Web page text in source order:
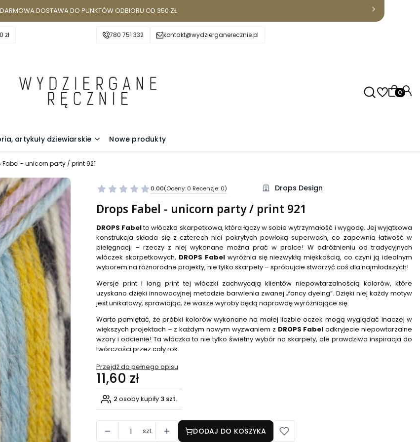
DARMOWA DOSTAWA DO PUNKTÓW ODBIORU OD 350 ZŁ
zł
780 751 332 kontakt@wydzierganerecznie.pl
artykuły dziewiarskie Nowe produkty
Fabel - unicorn party / print 921
0.00(Oceny: 0 Recenzje: 0)
Przejdź do sekcji Opinie
Drops Design
Drops Fabel - unicorn party / print 921
DROPS Fabelto włóczka skarpetkowa, która łączy w sobie wytrzymałość i wygodę. Jej wyjątkowa
konstrukcja składa się z czterech nici pokrytych powłoką superwash, co zapewnia łatwość w
pielęgnacji – rzeczy z niej wykonane można prać w pralce! W odróżnieniu od tradycyjnych
włóczek skarpetkowych, DROPS Fabelwyróżnia się niezwykłą miękkością, co czyni ją idealnym
wyborem na różnorodne projekty, nie tylko skarpety – spróbujcie stworzyć coś dla najmłodszych!
Wersje print i long print tej włóczki zachwycają klientów niepowtarzalnością kolorów, które
uzyskano dzięki innowacyjnej metodzie barwienia zwanej „fancy dyeing”. Dzięki niej każdy motyw
jest unikatowy, sprawiając, że wasze wyroby będą naprawdę wyróżniające się.
Warto pamiętać, że próbki kolorów wykonane na małej liczbie oczek mogą wyglądać inaczej w
większych projektach – z każdym nowym wyzwaniem z DROPS Fabel odkryjecie niepowtarzalne
wzory i odcienie! Ta włóczka to nie tylko świetny wybór na skarpety, ale prawdziwa inspiracja do
twórczości przez cały rok.
Przejdź do pełnego opisu
Cena
11,60 zł
2 osoby kupiły 3 szt.
szt. DODAJ DO KOSZYKA